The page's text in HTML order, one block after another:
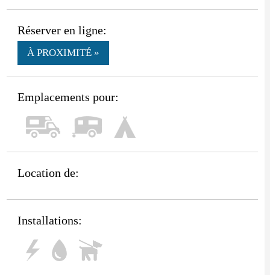
Réserver en ligne:
À PROXIMITÉ »
Emplacements pour:
Location de:
Installations: